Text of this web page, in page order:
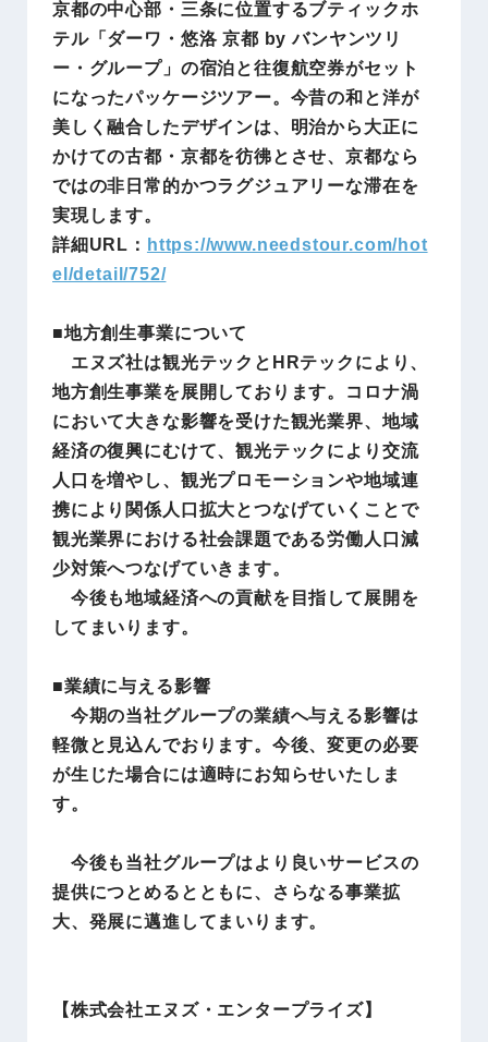
京都の中心部・三条に位置するブティックホ
テル「ダーワ・悠洛 京都 by バンヤンツリ
ー・グループ」の宿泊と往復航空券がセット
になったパッケージツアー。今昔の和と洋が
美しく融合したデザインは、明治から大正に
かけての古都・京都を彷彿とさせ、京都なら
ではの非日常的かつラグジュアリーな滞在を
実現します。
詳細URL： https://www.needstour.com/hot
el/detail/752/
■地方創生事業について
エヌズ社は観光テックとHRテックにより、
地方創生事業を展開しております。コロナ渦
において大きな影響を受けた観光業界、地域
経済の復興にむけて、観光テックにより交流
人口を増やし、観光プロモーションや地域連
携により関係人口拡大とつなげていくことで
観光業界における社会課題である労働人口減
少対策へつなげていきます。
今後も地域経済への貢献を目指して展開を
してまいります。
■業績に与える影響
今期の当社グループの業績へ与える影響は
軽微と見込んでおります。今後、変更の必要
が生じた場合には適時にお知らせいたしま
す。
今後も当社グループはより良いサービスの
提供につとめるとともに、さらなる事業拡
大、発展に邁進してまいります。
【株式会社エヌズ・エンタープライズ】